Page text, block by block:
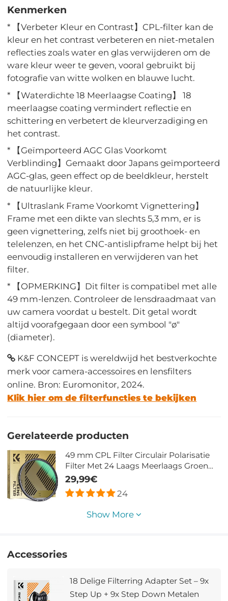
Kenmerken
* 【Verbeter Kleur en Contrast】CPL-filter kan de
kleur en het contrast verbeteren en niet-metalen
reflecties zoals water en glas verwijderen om de
ware kleur weer te geven, vooral gebruikt bij
fotografie van witte wolken en blauwe lucht.
* 【Waterdichte 18 Meerlaagse Coating】 18
meerlaagse coating vermindert reflectie en
schittering en verbetert de kleurverzadiging en
het contrast.
* 【Geïmporteerd AGC Glas Voorkomt
Verblinding】Gemaakt door Japans geïmporteerd
AGC-glas, geen effect op de beeldkleur, herstelt
de natuurlijke kleur.
* 【Ultraslank Frame Voorkomt Vignettering】
Frame met een dikte van slechts 5,3 mm, er is
geen vignettering, zelfs niet bij groothoek- en
telelenzen, en het CNC-antislipframe helpt bij het
eenvoudig installeren en verwijderen van het
filter.
* 【OPMERKING】Dit filter is compatibel met alle
49 mm-lenzen. Controleer de lensdraadmaat van
uw camera voordat u bestelt. Dit getal wordt
altijd voorafgegaan door een symbool "ø"
(diameter).
K&F CONCEPT is wereldwijd het bestverkochte
merk voor camera-accessoires en lensfilters
online. Bron: Euromonitor, 2024.
Klik hier om de filterfuncties te bekijken
Gerelateerde producten
49 mm CPL Filter Circulair Polarisatie
Filter Met 24 Laags Meerlaags Groen
Gecoate HD / Hydrofoob / Antikras
Nano Dazzle Serie
29,99€
24
Show More
Accessories
18 Delige Filterring Adapter Set – 9x
Step Up + 9x Step Down Metalen